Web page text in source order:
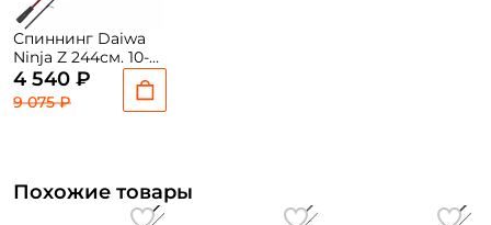
Спиннинг Daiwa
Ninja Z 244см. 10-
30гр. 132гр. fast /
802MFS
4 540 ₽
9 075 ₽
Похожие товары